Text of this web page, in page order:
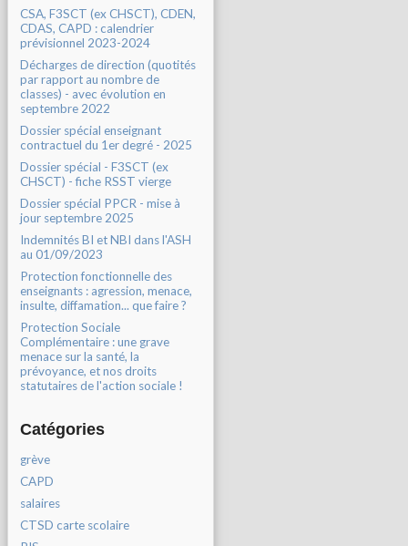
CSA, F3SCT (ex CHSCT), CDEN,
CDAS, CAPD : calendrier
prévisionnel 2023-2024
Décharges de direction (quotités
par rapport au nombre de
classes) - avec évolution en
septembre 2022
Dossier spécial enseignant
contractuel du 1er degré - 2025
Dossier spécial - F3SCT (ex
CHSCT) - fiche RSST vierge
Dossier spécial PPCR - mise à
jour septembre 2025
Indemnités BI et NBI dans l'ASH
au 01/09/2023
Protection fonctionnelle des
enseignants : agression, menace,
insulte, diffamation... que faire ?
Protection Sociale
Complémentaire : une grave
menace sur la santé, la
prévoyance, et nos droits
statutaires de l'action sociale !
Catégories
grève
CAPD
salaires
CTSD carte scolaire